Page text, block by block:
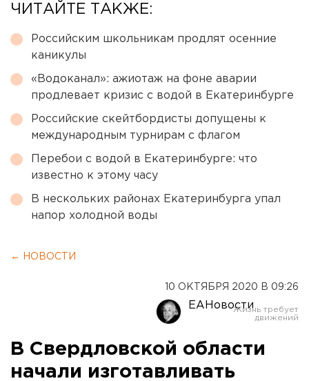
ЧИТАЙТЕ ТАКЖЕ:
Российским школьникам продлят осенние
каникулы
«Водоканал»: ажиотаж на фоне аварии
продлевает кризис с водой в Екатеринбурге
Российские скейтбордисты допущены к
международным турнирам с флагом
Перебои с водой в Екатеринбурге: что
известно к этому часу
В нескольких районах Екатеринбурга упал
напор холодной воды
← НОВОСТИ
10 ОКТЯБРЯ 2020 В 09:26
ЕАНовости
В Свердловской области
начали изготавливать